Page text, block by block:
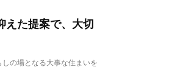
えた提案で、大切
の場となる大事な住まいを